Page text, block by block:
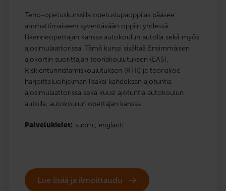
Teho-opetuskurssilla opetuslupaoppilas pääsee
ammattimaiseen syventävään oppiin yhdessä
liikenneopettajan kanssa autokoulun autolla sekä myös
ajosimulaattorissa. Tämä kurssi sisältää Ensimmäisen
ajokortin suorittajan teoriakoulutuksen (EAS),
Riskientunnistamiskoulutuksen (RTK) ja teoriakoe
harjoitteluohjelman lisäksi kahdeksan ajotuntia
ajosimulaattorissa sekä kuusi ajotuntia autokoulun
autolla, autokoulun opettajan kanssa.
Palvelukielet: suomi, englanti
Lue lisää ja ilmoittaudu